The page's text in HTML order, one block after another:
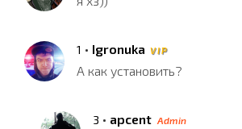
1 • Igronuka V I P
А как установить?
3 • apcent Admin